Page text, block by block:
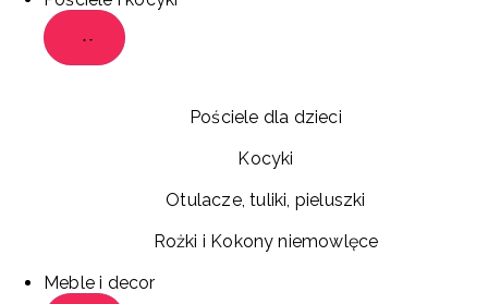
Pościele dla dzieci
Kocyki
Otulacze, tuliki, pieluszki
Rożki i Kokony niemowlęce
Meble i decor